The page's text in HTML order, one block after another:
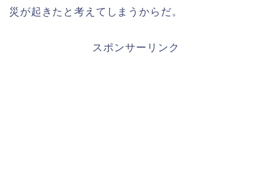
災が起きたと考えてしまうからだ。
スポンサーリンク